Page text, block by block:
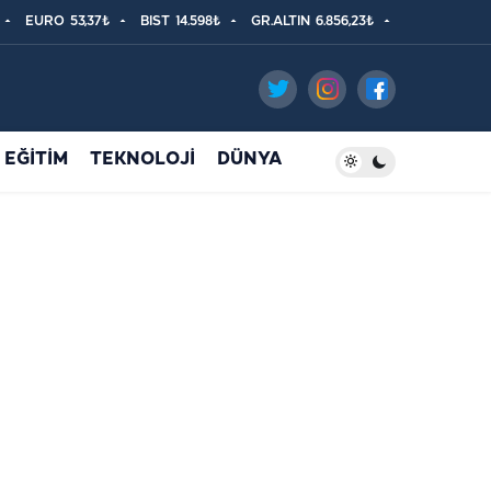
EURO 53,37₺ BIST 14.598₺ GR.ALTIN 6.856,23₺
EĞİTİM TEKNOLOJİ DÜNYA